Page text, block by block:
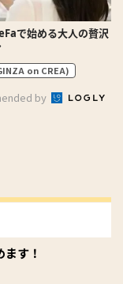
で始める大人の贅沢
on CREA)
by
す！